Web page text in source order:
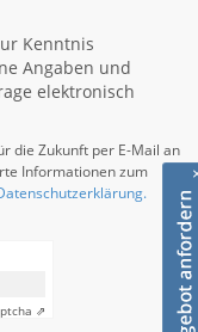
Kenntnis
Angaben und
elektronisch
die Zukunft per E-Mail an
Informationen zum
⇗